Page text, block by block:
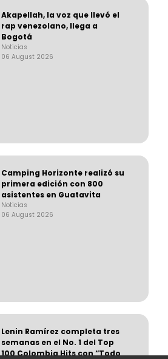
Akapellah, la voz que llevó el
rap venezolano, llega a
Bogotá
Noticias
06 August 2026
Camping Horizonte realizó su
primera edición con 800
asistentes en Guatavita
Noticias
06 August 2026
Lenin Ramírez completa tres
semanas en el No. 1 del Top
100 Colombia Hits con “Todo